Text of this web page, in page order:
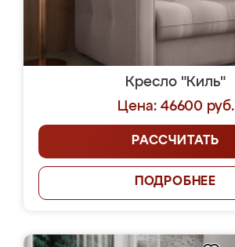
Кресло "Киль"
Цена: 46600 руб.
РАССЧИТАТЬ
ПОДРОБНЕЕ